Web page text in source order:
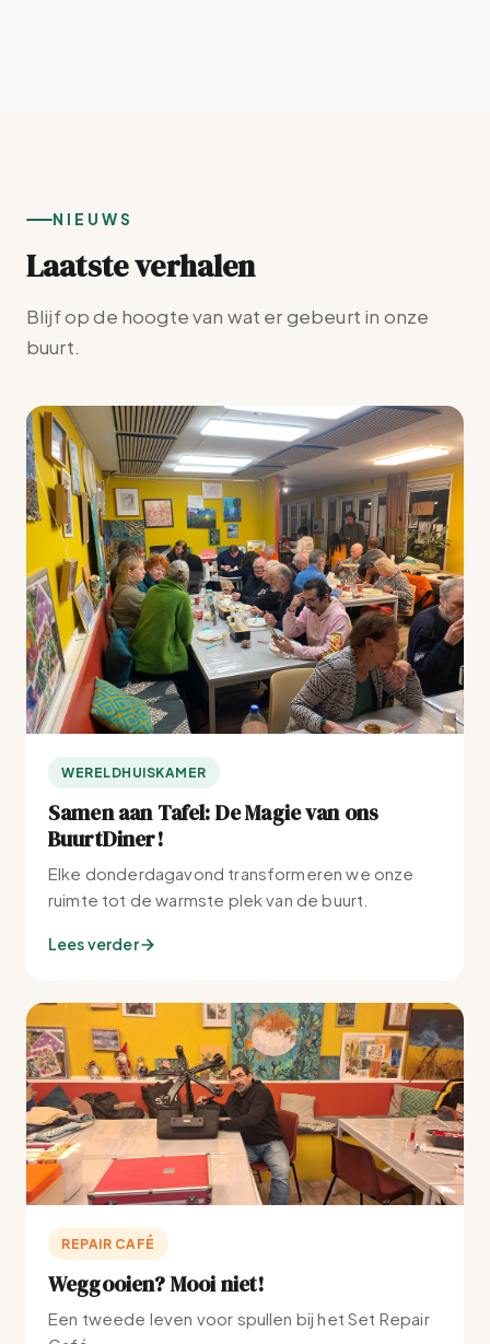
NIEUWS
Laatste verhalen
Blijf op de hoogte van wat er gebeurt in onze
buurt.
WERELDHUISKAMER
Samen aan Tafel: De Magie van ons
BuurtDiner!
Elke donderdagavond transformeren we onze
ruimte tot de warmste plek van de buurt.
Lees verder
REPAIR CAFÉ
Weggooien? Mooi niet!
Een tweede leven voor spullen bij het Set Repair